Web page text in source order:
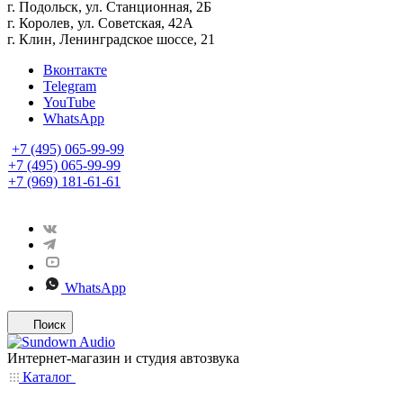
г. Подольск, ул. Станционная, 2Б
г. Королев, ул. Советская, 42А
г. Клин, Ленинградское шоссе, 21
Вконтакте
Telegram
YouTube
WhatsApp
+7 (495) 065-99-99
+7 (495) 065-99-99
+7 (969) 181-61-61
WhatsApp
Поиск
Интернет-магазин и студия автозвука
Каталог